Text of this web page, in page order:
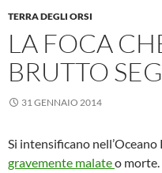
TERRA DEGLI ORSI
LA FOCA
BRUTTO
31 GENNAIO 2014
Si intensificano
gravemente malateo